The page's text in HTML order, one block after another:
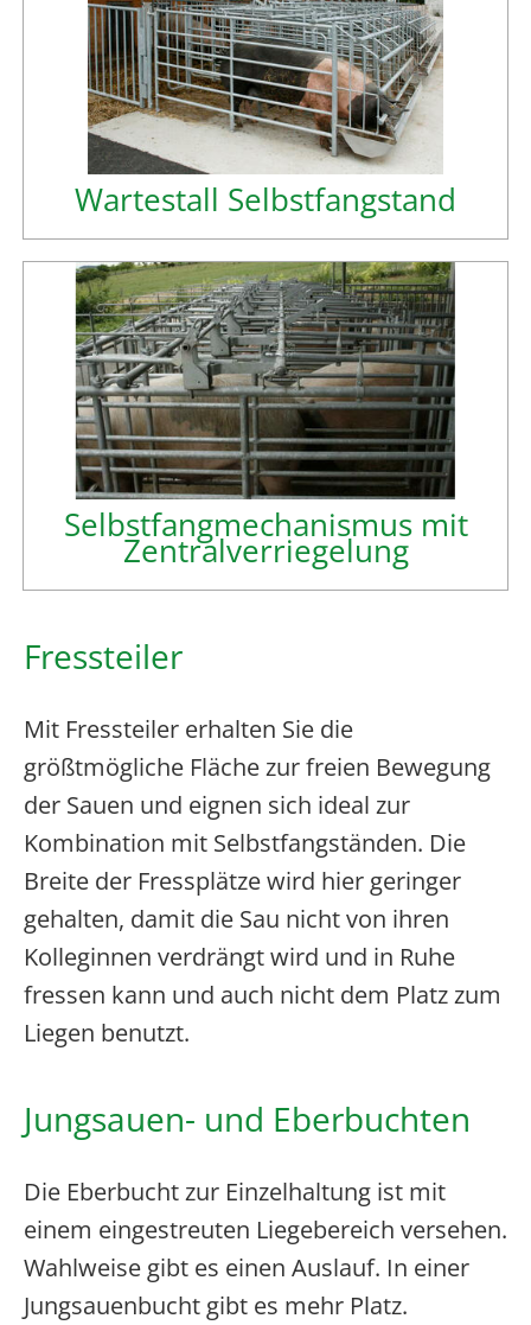
Wartestall Selbstfangstand
Selbstfangmechanismus mit
Zentralverriegelung
Fressteiler
Mit Fressteiler erhalten Sie die
größtmögliche Fläche zur freien Bewegung
der Sauen und eignen sich ideal zur
Kombination mit Selbstfangständen. Die
Breite der Fressplätze wird hier geringer
gehalten, damit die Sau nicht von ihren
Kolleginnen verdrängt wird und in Ruhe
fressen kann und auch nicht dem Platz zum
Liegen benutzt.
Jungsauen- und Eberbuchten
Die Eberbucht zur Einzelhaltung ist mit
einem eingestreuten Liegebereich versehen.
Wahlweise gibt es einen Auslauf. In einer
Jungsauenbucht gibt es mehr Platz.